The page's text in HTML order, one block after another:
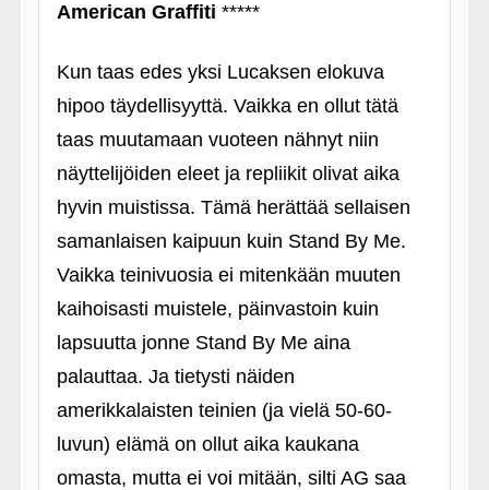
American Graffiti *****
Kun taas edes yksi Lucaksen elokuva
hipoo täydellisyyttä. Vaikka en ollut tätä
taas muutamaan vuoteen nähnyt niin
näyttelijöiden eleet ja repliikit olivat aika
hyvin muistissa. Tämä herättää sellaisen
samanlaisen kaipuun kuin Stand By Me.
Vaikka teinivuosia ei mitenkään muuten
kaihoisasti muistele, päinvastoin kuin
lapsuutta jonne Stand By Me aina
palauttaa. Ja tietysti näiden
amerikkalaisten teinien (ja vielä 50-60-
luvun) elämä on ollut aika kaukana
omasta, mutta ei voi mitään, silti AG saa